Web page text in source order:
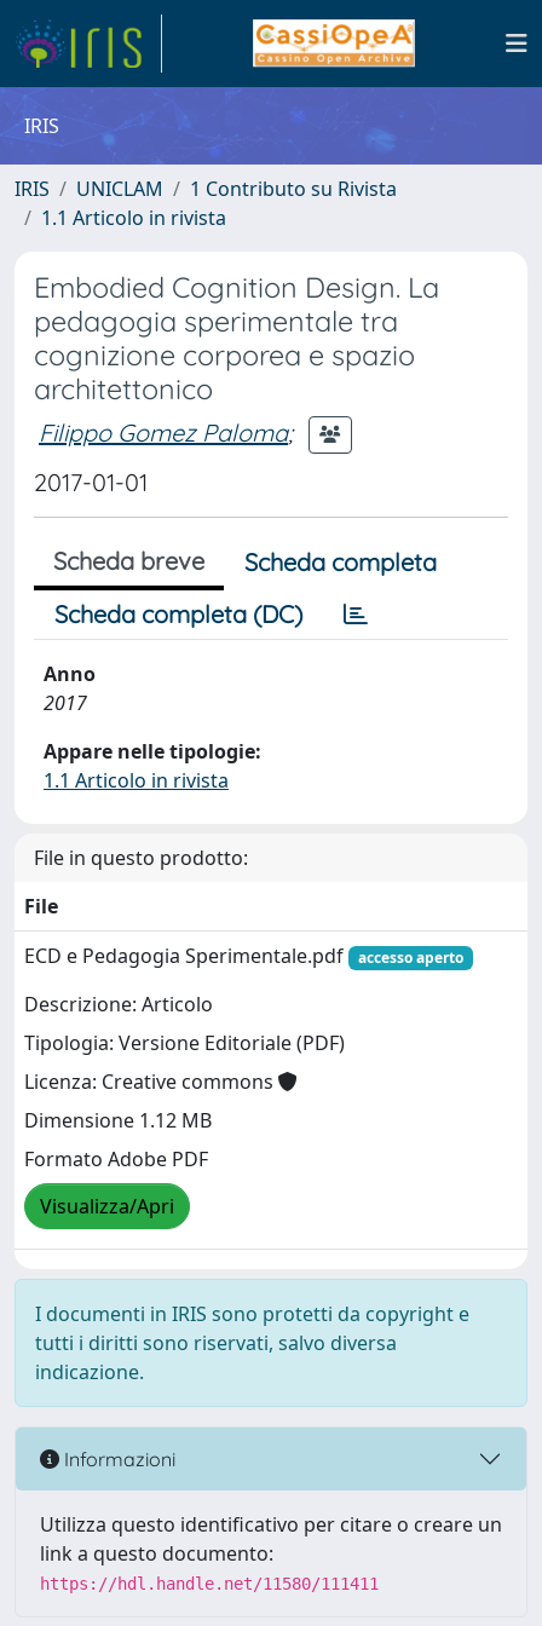
IRIS
IRIS UNICLAM
1 Contributo su Rivista
1.1 Articolo in rivista
Embodied Cognition Design. La
pedagogia sperimentale tra
cognizione corporea e spazio
architettonico
Filippo Gomez Paloma;
2017-01-01
Scheda breve
Scheda completa
Scheda completa (DC)
Anno
2017
Appare nelle tipologie:
1.1 Articolo in rivista
File in questo prodotto:
File
ECD e Pedagogia Sperimentale.pdf
accesso aperto
Descrizione: Articolo
Tipologia: Versione Editoriale (PDF)
Licenza: Creative commons
Dimensione 1.12 MB
Formato Adobe PDF
Visualizza/Apri
I documenti in IRIS sono protetti da copyright e
tutti i diritti sono riservati, salvo diversa
indicazione.
Informazioni
Utilizza questo identificativo per citare o creare un
link a questo documento:
https://hdl.handle.net/11580/111411